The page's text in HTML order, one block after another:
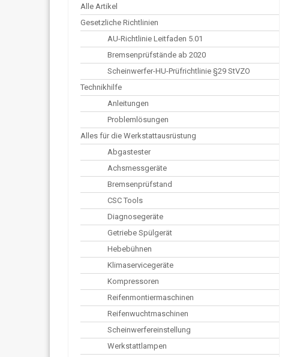
Alle Artikel
Gesetzliche Richtlinien
AU-Richtlinie Leitfaden 5.01
Bremsenprüfstände ab 2020
Scheinwerfer-HU-Prüfrichtlinie §29 StVZO
Technikhilfe
Anleitungen
Problemlösungen
Alles für die Werkstattausrüstung
Abgastester
Achsmessgeräte
Bremsenprüfstand
CSC Tools
Diagnosegeräte
Getriebe Spülgerät
Hebebühnen
Klimaservicegeräte
Kompressoren
Reifenmontiermaschinen
Reifenwuchtmaschinen
Scheinwerfereinstellung
Werkstattlampen